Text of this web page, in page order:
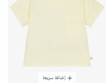
إضافة سريعة